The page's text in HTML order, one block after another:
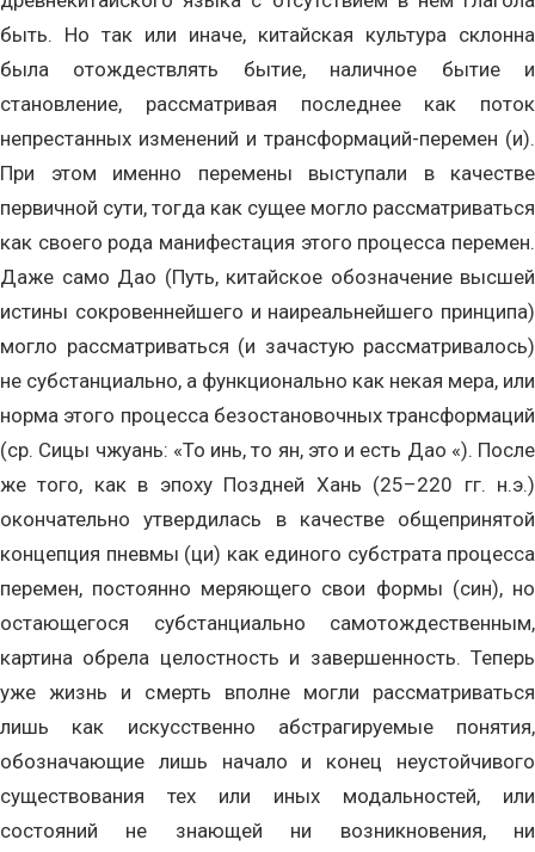
быть. Но так или иначе, китайская культура склонна
была отождествлять бытие, наличное бытие и
становление, рассматривая последнее как поток
непрестанных изменений и трансформаций-перемен (и).
При этом именно перемены выступали в качестве
первичной сути, тогда как сущее могло рассматриваться
как своего рода манифестация этого процесса перемен.
Даже само Дао (Путь, китайское обозначение высшей
истины сокровеннейшего и наиреальнейшего принципа)
могло рассматриваться (и зачастую рассматривалось)
не субстанциально, а функционально как некая мера, или
норма этого процесса безостановочных трансформаций
(ср. Сицы чжуань: «То инь, то ян, это и есть Дао «). После
же того, как в эпоху Поздней Хань (25–220 гг. н.э.)
окончательно утвердилась в качестве общепринятой
концепция пневмы (ци) как единого субстрата процесса
перемен, постоянно меряющего свои формы (син), но
остающегося субстанциально самотождественным,
картина обрела целостность и завершенность. Теперь
уже жизнь и смерть вполне могли рассматриваться
лишь как искусственно абстрагируемые понятия,
обозначающие лишь начало и конец неустойчивого
существования тех или иных модальностей, или
состояний не знающей ни возникновения, ни